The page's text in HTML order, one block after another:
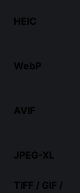
HEIC
WebP
AVIF
JPEG-XL
TIFF / GIF /